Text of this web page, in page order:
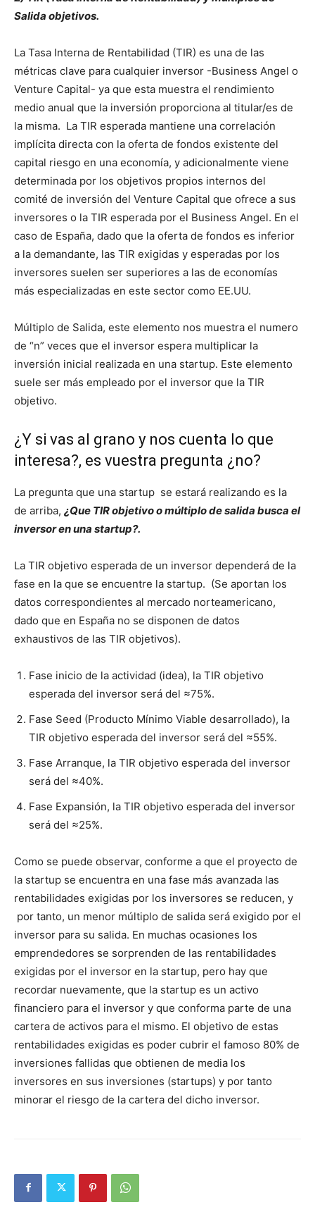
Salida objetivos.
La Tasa Interna de Rentabilidad (TIR) es una de las
métricas clave para cualquier inversor -Business Angel o
Venture Capital- ya que esta muestra el rendimiento
medio anual que la inversión proporciona al titular/es de
la misma. La TIR esperada mantiene una correlación
implícita directa con la oferta de fondos existente del
capital riesgo en una economía, y adicionalmente viene
determinada por los objetivos propios internos del
comité de inversión del Venture Capital que ofrece a sus
inversores o la TIR esperada por el Business Angel. En el
caso de España, dado que la oferta de fondos es inferior
a la demandante, las TIR exigidas y esperadas por los
inversores suelen ser superiores a las de economías
más especializadas en este sector como EE.UU.
Múltiplo de Salida, este elemento nos muestra el numero
de “n” veces que el inversor espera multiplicar la
inversión inicial realizada en una startup. Este elemento
suele ser más empleado por el inversor que la TIR
objetivo.
¿Y si vas al grano y nos cuenta lo que
interesa?, es vuestra pregunta ¿no?
La pregunta que una startup se estará realizando es la
de arriba, ¿Que TIR objetivo o múltiplo de salida busca el
inversor en una startup?.
La TIR objetivo esperada de un inversor dependerá de la
fase en la que se encuentre la startup. (Se aportan los
datos correspondientes al mercado norteamericano,
dado que en España no se disponen de datos
exhaustivos de las TIR objetivos).
Fase inicio de la actividad (idea), la TIR objetivo
esperada del inversor será del ≈75%.
Fase Seed (Producto Mínimo Viable desarrollado), la
TIR objetivo esperada del inversor será del ≈55%.
Fase Arranque, la TIR objetivo esperada del inversor
será del ≈40%.
Fase Expansión, la TIR objetivo esperada del inversor
será del ≈25%.
Como se puede observar, conforme a que el proyecto de
la startup se encuentra en una fase más avanzada las
rentabilidades exigidas por los inversores se reducen, y
por tanto, un menor múltiplo de salida será exigido por el
inversor para su salida. En muchas ocasiones los
emprendedores se sorprenden de las rentabilidades
exigidas por el inversor en la startup, pero hay que
recordar nuevamente, que la startup es un activo
financiero para el inversor y que conforma parte de una
cartera de activos para el mismo. El objetivo de estas
rentabilidades exigidas es poder cubrir el famoso 80% de
inversiones fallidas que obtienen de media los
inversores en sus inversiones (startups) y por tanto
minorar el riesgo de la cartera del dicho inversor.